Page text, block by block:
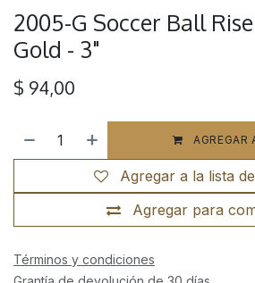
2005-G Soccer Ball
Gold - 3"
$ 94,00
AGREGAR
Agregar para
Agregar a la lista
Términos y condiciones